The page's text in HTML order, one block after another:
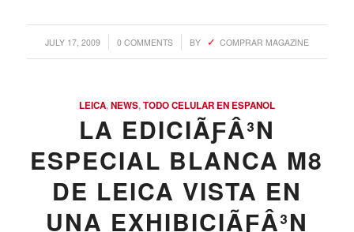
JULY 17, 2009
/ 0 COMMENTS
/ BY COMPRAR MAGAZINE
LEICA,NEWS,TODO CELULAR EN ESPANOL
LA EDICIÃƑÂ³N
ESPECIAL BLANCA M8
DE LEICA VISTA EN
UNA EXHIBICIÃƑÂ³N